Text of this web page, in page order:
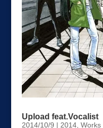
Upload feat.Vocalist
2014/10/9 | 2014, Works